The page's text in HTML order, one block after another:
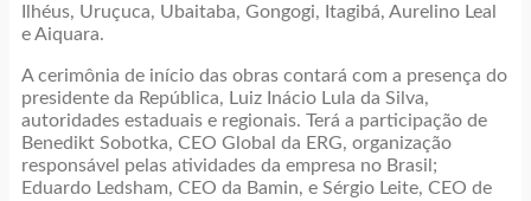
Ilhéus, Uruçuca, Ubaitaba, Gongogi, Itagibá, Aurelino Leal
e Aiquara.
A cerimônia de início das obras contará com a presença do
presidente da República, Luiz Inácio Lula da Silva,
autoridades estaduais e regionais. Terá a participação de
Benedikt Sobotka, CEO Global da ERG, organização
responsável pelas atividades da empresa no Brasil;
Eduardo Ledsham, CEO da Bamin, e Sérgio Leite, CEO de